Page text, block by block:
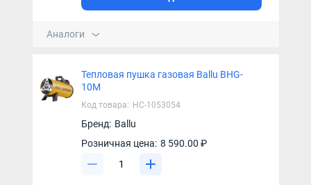
Аналоги
Тепловая пушка газовая Ballu BHG-
10M
Код товара: НС-1053054
Бренд: Ballu
Розничная цена: 8 590.00 ₽